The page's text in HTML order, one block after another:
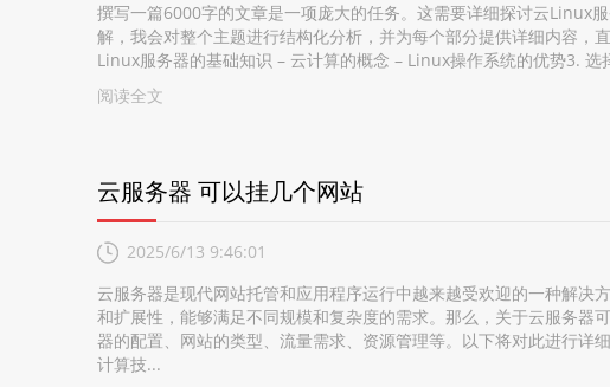
撰写一篇6000字的文章是一项庞大的任务。这需要详细探讨云Linux
解，我会对整个主题进行结构化分析，并为每个部分提供详细内容
Linux服务器的基础知识 – 云计算的概念 – Linux操作系统的优势3.
阅读全文
云服务器 可以挂几个网站
2025/6/13 9:46:01
云服务器是现代网站托管和应用程序运行中越来越受欢迎的一种解决
和扩展性，能够满足不同规模和复杂度的需求。那么，关于云服务器
器的配置、网站的类型、流量需求、资源管理等。以下将对此进行
计算技...